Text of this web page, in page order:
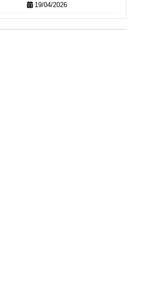
19/04/2026